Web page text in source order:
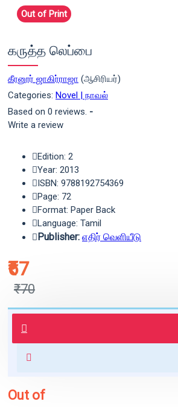
Out of Print
கருத்த லெப்பை
கீரனூர் ஜாகிர்ராஜா (ஆசிரியர்)
Categories: Novel | நாவல்
Based on 0 reviews. -
Write a review
₹67
₹70
Edition: 2
Year: 2013
ISBN: 9788192754369
Page: 72
Format: Paper Back
Language: Tamil
Publisher: எதிர் வெளியீடு
புத்தகம் 3 - 7 நாட்களில் அனுப்பி
வைக்கப்படும்.
for orders above ₹1000 within
Out of